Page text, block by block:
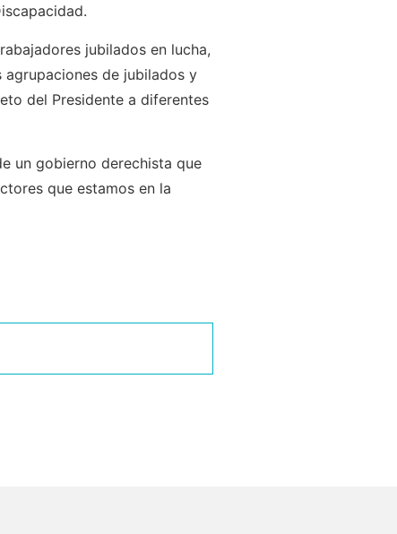
jubilados en lucha,
de jubilados y
del Presidente a diferentes
un gobierno derechista que
que estamos en la